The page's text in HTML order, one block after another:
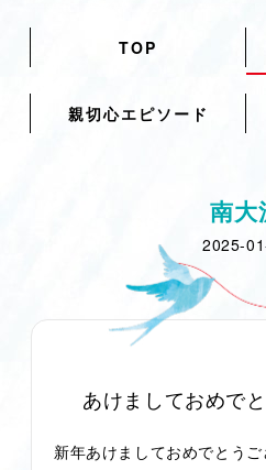
TOP
親切心エピソード
南大
2025-
あけましておめで
新年あけましておめでとうご